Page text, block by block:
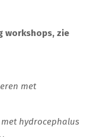
workshops, zie
met
hydrocephalus